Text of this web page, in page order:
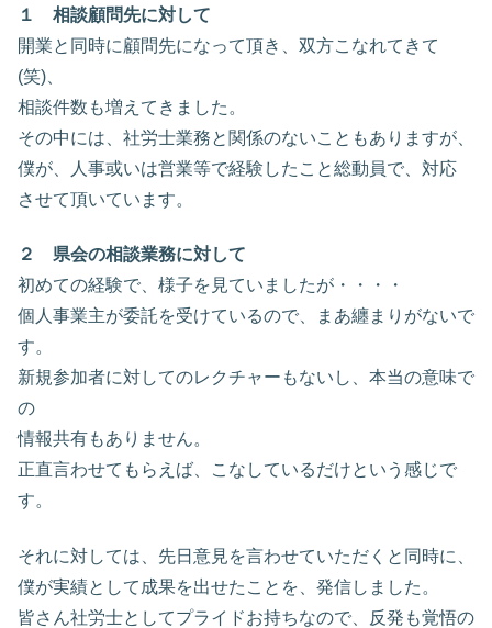
１ 相談顧問先に対して
開業と同時に顧問先になって頂き、双方こなれてきて
(笑)、
相談件数も増えてきました。
その中には、社労士業務と関係のないこともありますが、
僕が、人事或いは営業等で経験したこと総動員で、対応
させて頂いています。
２ 県会の相談業務に対して
初めての経験で、様子を見ていましたが・・・・
個人事業主が委託を受けているので、まあ纏まりがないで
す。
新規参加者に対してのレクチャーもないし、本当の意味で
の
情報共有もありません。
正直言わせてもらえば、こなしているだけという感じで
す。
それに対しては、先日意見を言わせていただくと同時に、
僕が実績として成果を出せたことを、発信しました。
皆さん社労士としてプライドお持ちなので、反発も覚悟の